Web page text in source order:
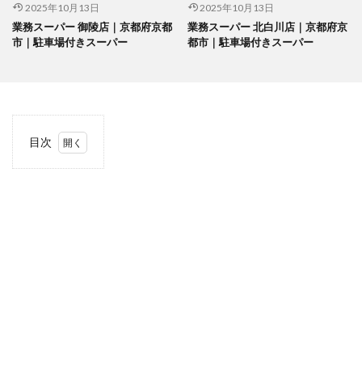
2025年10月13日
業務スーパー 御陵店｜京都府京都
市｜駐車場付きスーパー
2025年10月13日
業務スーパー 北白川店｜京都府京
都市｜駐車場付きスーパー
目次